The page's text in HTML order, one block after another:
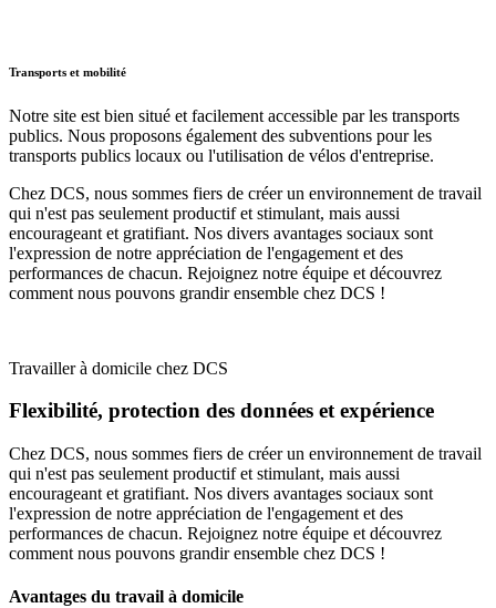
Transports et mobilité
Notre site est bien situé et facilement accessible par les transports
publics. Nous proposons également des subventions pour les
transports publics locaux ou l'utilisation de vélos d'entreprise.
Chez DCS, nous sommes fiers de créer un environnement de travail
qui n'est pas seulement productif et stimulant, mais aussi
encourageant et gratifiant. Nos divers avantages sociaux sont
l'expression de notre appréciation de l'engagement et des
performances de chacun. Rejoignez notre équipe et découvrez
comment nous pouvons grandir ensemble chez DCS !
Travailler à domicile chez DCS
Flexibilité, protection des données et expérience
Chez DCS, nous sommes fiers de créer un environnement de travail
qui n'est pas seulement productif et stimulant, mais aussi
encourageant et gratifiant. Nos divers avantages sociaux sont
l'expression de notre appréciation de l'engagement et des
performances de chacun. Rejoignez notre équipe et découvrez
comment nous pouvons grandir ensemble chez DCS !
Avantages du travail à domicile